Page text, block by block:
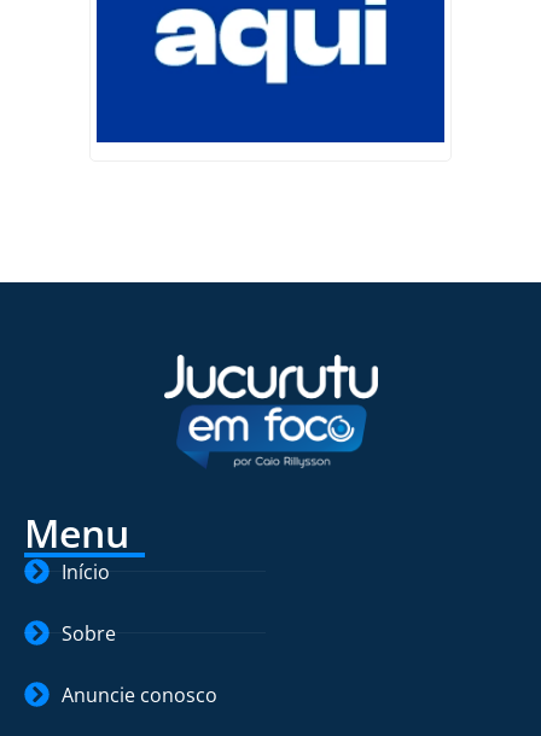
Menu
Início
Sobre
Anuncie conosco